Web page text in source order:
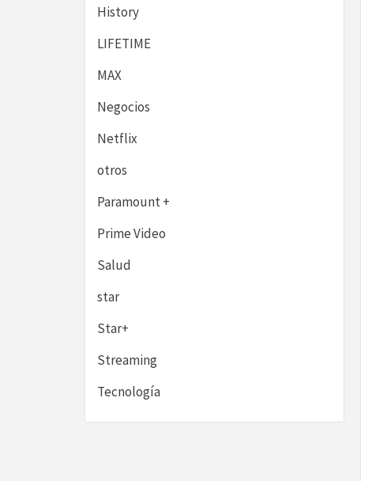
History
LIFETIME
MAX
Negocios
Netflix
otros
Paramount +
Prime Video
Salud
star
Star+
Streaming
Tecnología